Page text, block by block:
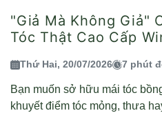
"Giả Mà Không Giả"
Tóc Thật Cao Cấp
Thứ Hai, 20/07/2026 7 phút
Bạn muốn sở hữu mái tóc
khuyết điểm tóc mỏng, thưa